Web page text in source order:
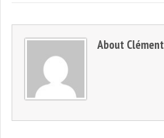
About Clément